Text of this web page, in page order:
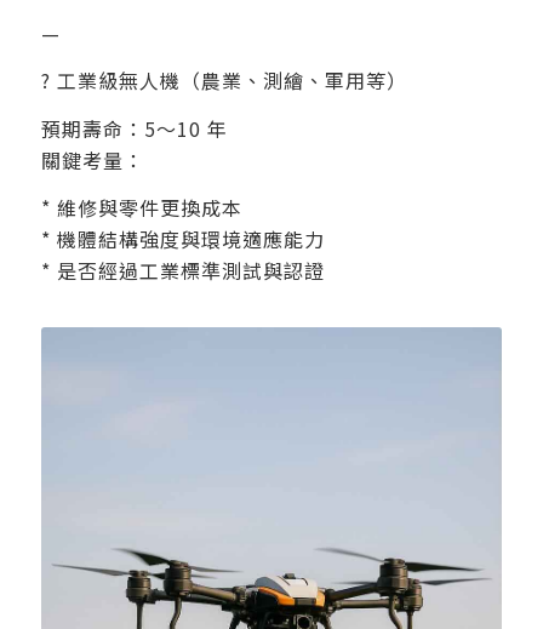
—
? 工業級無人機（農業、測繪、軍用等）
預期壽命：5～10 年
關鍵考量：
* 維修與零件更換成本
* 機體結構強度與環境適應能力
* 是否經過工業標準測試與認證